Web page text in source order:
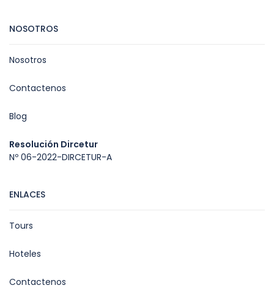
NOSOTROS
Nosotros
Contactenos
Blog
Resolución Dircetur
Nº 06-2022-DIRCETUR-A
ENLACES
Tours
Hoteles
Contactenos